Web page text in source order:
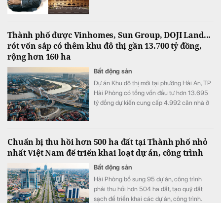
Thành phố được Vinhomes, Sun Group, DOJI Land...
rót vốn sắp có thêm khu đô thị gần 13.700 tỷ đồng,
rộng hơn 160 ha
Bất động sản
Dự án Khu đô thị mới tại phường Hải An, TP
Hải Phòng có tổng vốn đầu tư hơn 13.695
tỷ đồng dự kiến cung cấp 4.992 căn nhà ở
Chuẩn bị thu hồi hơn 500 ha đất tại Thành phố nhỏ
nhất Việt Nam để triển khai loạt dự án, công trình
Bất động sản
Hải Phòng bổ sung 95 dự án, công trình
phải thu hồi hơn 504 ha đất, tạo quỹ đất
sạch để triển khai các dự án, công trình.